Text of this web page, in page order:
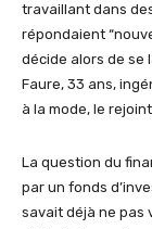
travaillant dans
répondaient
décide alors de se
Faure, 33 ans,
à la mode, le
La question du
par un fonds
savait déjà ne pas